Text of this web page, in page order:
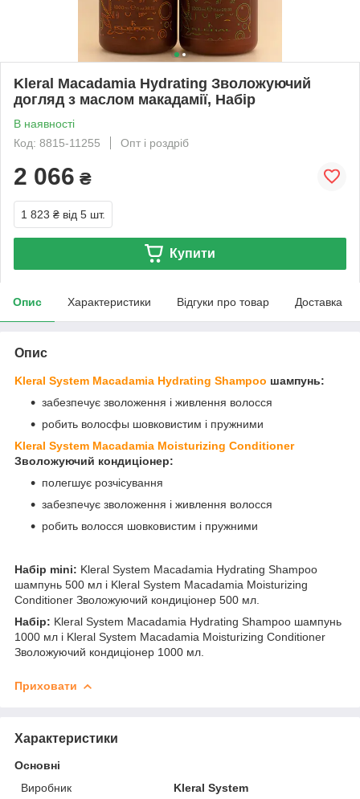
Kleral Macadamia Hydrating Зволожуючий
догляд з маслом макадамії, Набір
В наявності
Код: 8815-11255
Опт і роздріб
2 066 ₴
1 823 ₴ від 5 шт.
Купити
Опис Характеристики Відгуки про товар Доставка
Опис
Kleral System Macadamia Hydrating Shampoo шампунь:
забезпечує зволоження і живлення волосся
робить волосфы шовковистим і пружними
Kleral System Macadamia Moisturizing Conditioner
Зволожуючий кондиціонер:
полегшує розчісування
забезпечує зволоження і живлення волосся
робить волосся шовковистим і пружними
Набір mini: Kleral System Macadamia Hydrating Shampoo
шампунь 500 мл і Kleral System Macadamia Moisturizing
Conditioner Зволожуючий кондиціонер 500 мл.
Набір: Kleral System Macadamia Hydrating Shampoo шампунь
1000 мл і Kleral System Macadamia Moisturizing Conditioner
Зволожуючий кондиціонер 1000 мл.
Приховати
Характеристики
Основні
Виробник
Kleral System